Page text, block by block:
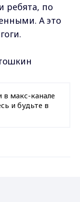
ребята, по
А это
в макс-канале
и будьте в